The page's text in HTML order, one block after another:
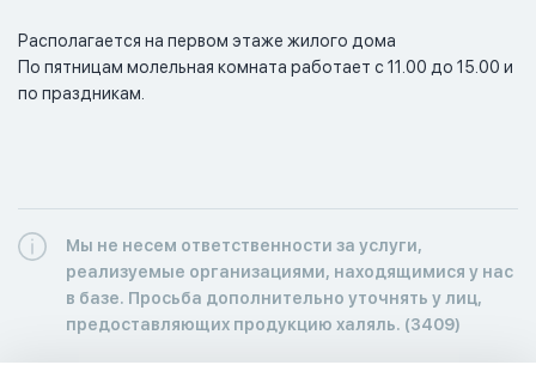
Располагается на первом этаже жилого дома
По пятницам молельная комната работает с 11.00 до 15.00 и
по праздникам.
Мы не несем ответственности за услуги,
реализуемые организациями, находящимися у нас
в базе. Просьба дополнительно уточнять у лиц,
предоставляющих продукцию халяль. (3409)